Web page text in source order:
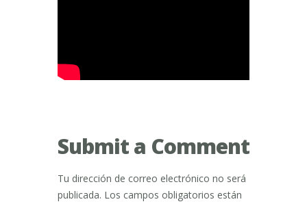
Submit a Comment
Tu dirección de correo electrónico no será
publicada. Los campos obligatorios están